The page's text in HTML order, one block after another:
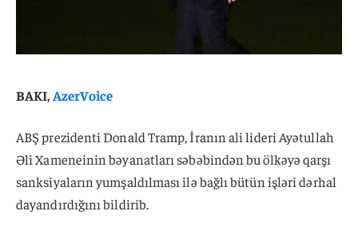
BAKI,AzerVoice
ABŞ prezidenti Donald Tramp, İranın ali lideri Ayətullah
Əli Xameneinin bəyanatları səbəbindən bu ölkəyə qarşı
sanksiyaların yumşaldılması ilə bağlı bütün işləri dərhal
dayandırdığını bildirib.